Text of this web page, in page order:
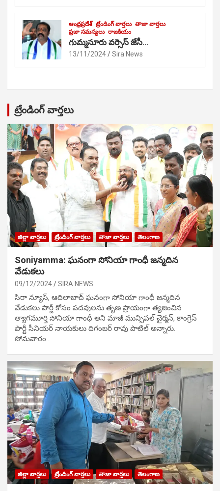
ఆంధ్రప్రదేశ్ ట్రేండింగ్ వార్తలు తాజా వార్తలు
ప్రజా సమస్యలు రాజకీయం
గుమ్మనూరు వర్సెస్ జేసీ…
13/11/2024 Sira News
ట్రేండింగ్ వార్తలు
జిల్లా వార్తలు ట్రేండింగ్ వార్తలు తాజా వార్తలు తెలంగాణ
Soniyamma: ఘ‌నంగా సోనియా గాంధీ జ‌న్మ‌దిన
వేడుక‌లు
09/12/2024 SIRA NEWS
సిరా న్యూస్, ఆదిలాబాద్ ఘ‌నంగా సోనియా గాంధీ జ‌న్మ‌దిన
వేడుక‌లు పార్టీ కోసం ప‌ద‌వుల‌ను తృణ ప్రాయంగా త్య‌జించిన
త్యాగమూర్తి సోనియా గాంధీ అని మాజీ మున్సిప‌ల్ చైర్మ‌న్, కాంగ్రెస్
పార్టీ సీనియ‌ర్ నాయ‌కులు దిగంబ‌ర్ రావు పాటిల్ అన్నారు.
సోమవారం…
జిల్లా వార్తలు ట్రేండింగ్ వార్తలు తాజా వార్తలు తెలంగాణ